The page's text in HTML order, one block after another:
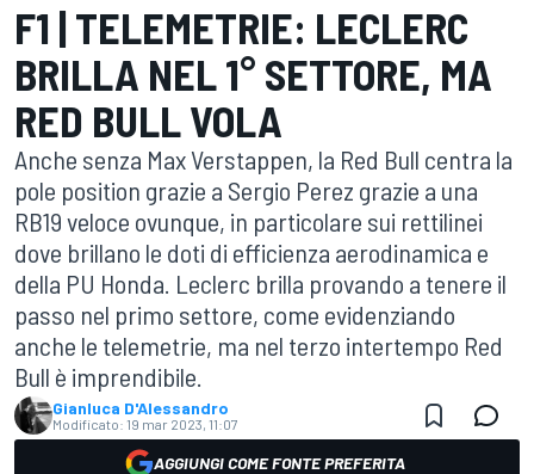
F1 | TELEMETRIE: LECLERC
BRILLA NEL 1° SETTORE, MA
RED BULL VOLA
Anche senza Max Verstappen, la Red Bull centra la
pole position grazie a Sergio Perez grazie a una
RB19 veloce ovunque, in particolare sui rettilinei
dove brillano le doti di efficienza aerodinamica e
della PU Honda. Leclerc brilla provando a tenere il
passo nel primo settore, come evidenziando
anche le telemetrie, ma nel terzo intertempo Red
Bull è imprendibile.
Gianluca D'Alessandro
Modificato: 19 mar 2023, 11:07
AGGIUNGI COME FONTE PREFERITA